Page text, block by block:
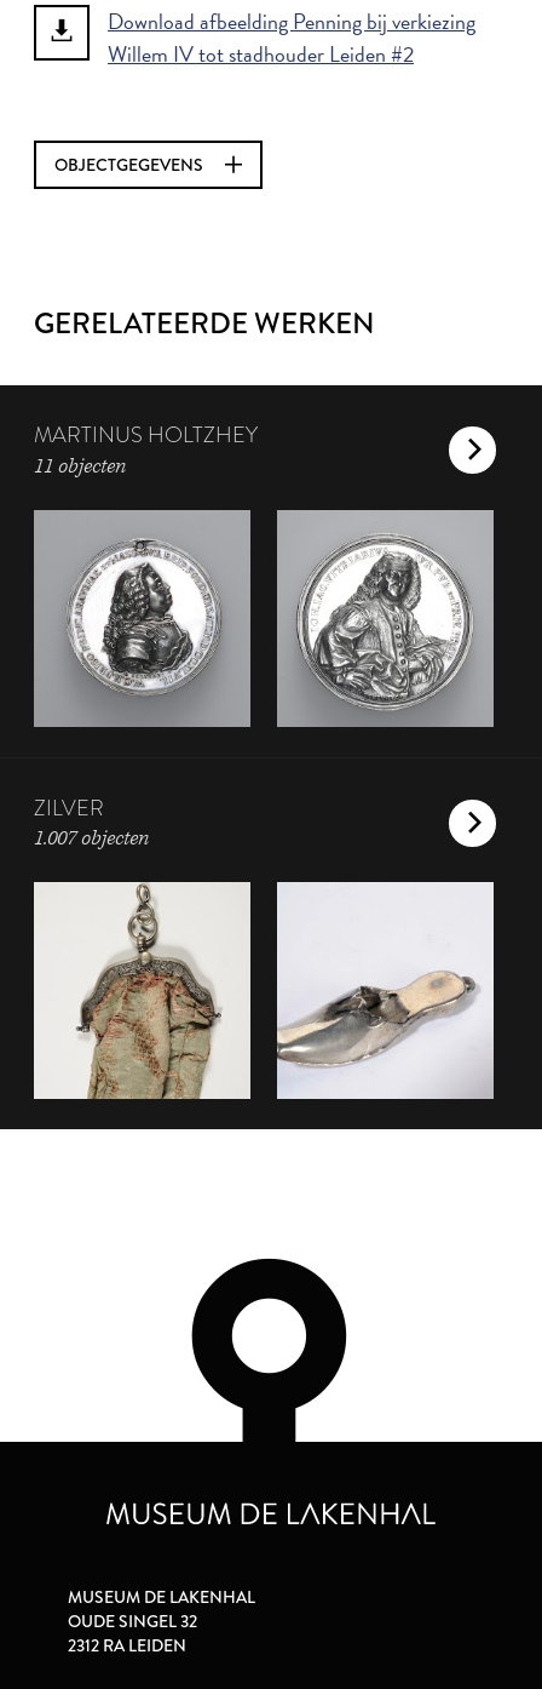
Download afbeelding Penning bij verkiezing
Willem IV tot stadhouder Leiden #2
OBJECTGEGEVENS
GERELATEERDE WERKEN
MARTINUS HOLTZHEY
11 objecten
ZILVER
1.007 objecten
MUSEUM DE LAKENHAL
OUDE SINGEL 32
2312 RA LEIDEN